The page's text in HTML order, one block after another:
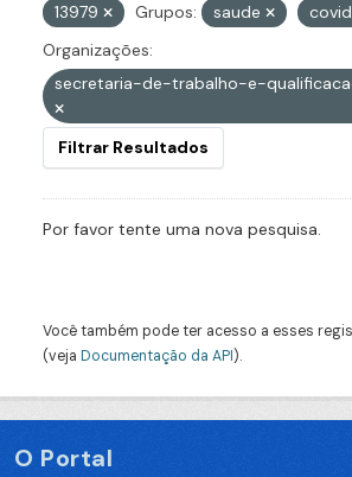
13979
Grupos: saude
covid
Organizações:
secretaria-de-trabalho-e-
Filtrar Resultados
Por favor tente uma nova pesquisa.
Você também pode ter acesso a esses
(veja Documentação da API).
O Portal